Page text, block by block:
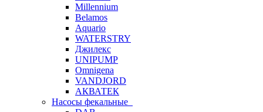
Millennium
Belamos
Aquario
WATERSTRY
Джилекс
UNIPUMP
Omnigena
VANDJORD
АКВАТЕК
Насосы фекальные